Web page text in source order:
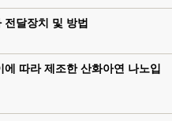
달장치 및 방법
따라 제조한 산화아연 나노입